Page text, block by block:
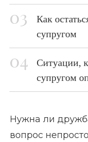
Как
супругом
Ситуации,
супругом
Нужна ли
вопрос